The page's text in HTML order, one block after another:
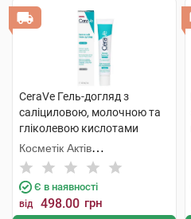
CeraVe Гель-догляд з
саліциловою, молочною та
гліколевою кислотами
проти недосконалостей
шкіри обличчя 40 мл 1 туба
Косметік Актів
Інтернаціональ
Є в наявності
від 498.00 грн